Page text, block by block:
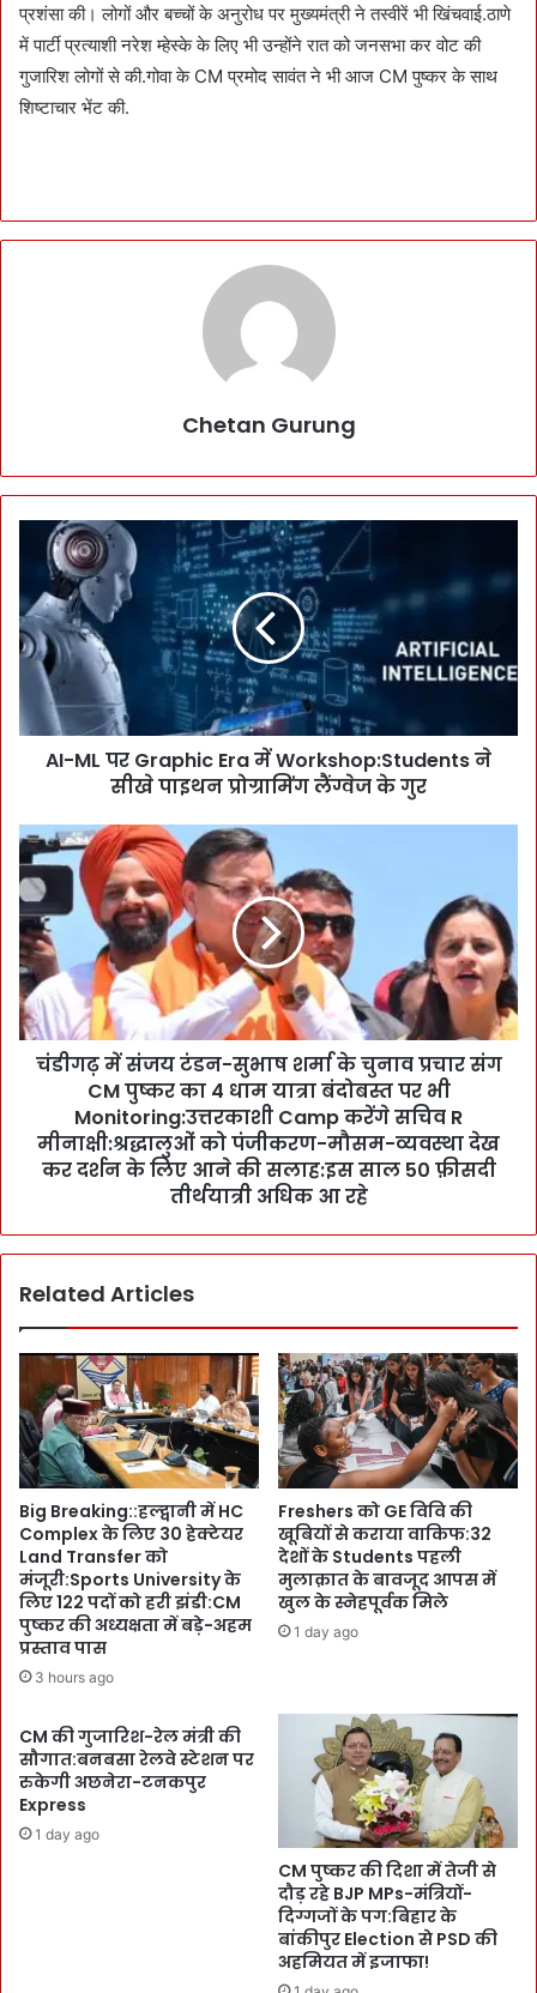
प्रशंसा की। लोगों और बच्चों के अनुरोध पर मुख्यमंत्री ने तस्वीरें भी खिंचवाई.ठाणे
में पार्टी प्रत्याशी नरेश म्हेस्के के लिए भी उन्होंने रात को जनसभा कर वोट की
गुजारिश लोगों से की.गोवा के CM प्रमोद सावंत ने भी आज CM पुष्कर के साथ
शिष्टाचार भेंट की.
Chetan Gurung
M
L
प
r
i
c
E
r
a
में
W
o
r
t
d
n
s
ने
सी
खे
पा
इ
थ
न
प्रो
ग्रा
मिं
ज
के
गु
र
AI-ML पर Graphic Era में Workshop:Students ने
सीखे पाइथन प्रोग्रामिंग लैंग्वेज के गुर
चं
डी
ग
ढ़
में
सं
ज
य
टं
र्मा
चु
चा
र
सं
ग
C
M
पु
ष्क
र
का
4
धा
त्रा
बं
दो
स्त
चंडीगढ़ में संजय टंडन-सुभाष शर्मा के चुनाव प्रचार संग
CM पुष्कर का 4 धाम यात्रा बंदोबस्त पर भी
Monitoring:उत्तरकाशी Camp करेंगे सचिव R
मीनाक्षी:श्रद्धालुओं को पंजीकरण-मौसम-व्यवस्था देख
कर दर्शन के लिए आने की सलाह:इस साल 50 फ़ीसदी
तीर्थयात्री अधिक आ रहे
Related Articles
Big Breaking::हल्द्वानी में HC
Complex के लिए 30 हेक्टेयर
Land Transfer को
मंजूरी:Sports University के
लिए 122 पदों को हरी झंडी:CM
पुष्कर की अध्यक्षता में बड़े-अहम
प्रस्ताव पास
3 hours ago
Freshers को GE विवि की
खूबियों से कराया वाकिफ:32
देशों के Students पहली
मुलाक़ात के बावजूद आपस में
खुल के स्नेहपूर्वक मिले
1 day ago
CM की गुजारिश-रेल मंत्री की
सौगात:बनबसा रेलवे स्टेशन पर
रुकेगी अछनेरा-टनकपुर
Express
1 day ago
CM पुष्कर की दिशा में तेजी से
दौड़ रहे BJP MPs-मंत्रियों-
दिग्गजों के पग:बिहार के
बांकीपुर Election से PSD की
अहमियत में इजाफा!